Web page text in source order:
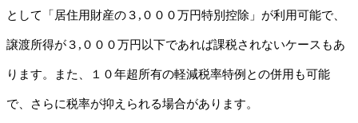
として「居住用財産の３,０００万円特別控除」が利用可能で、
譲渡所得が３,０００万円以下であれば課税されないケースもあ
ります。また、１０年超所有の軽減税率特例との併用も可能
で、さらに税率が抑えられる場合があります。